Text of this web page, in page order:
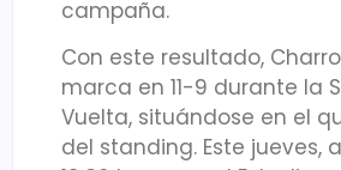
campaña.
Con este resultado,
marca en 11-9 durante la
Vuelta, situándose en el
del standing. Este jueves,